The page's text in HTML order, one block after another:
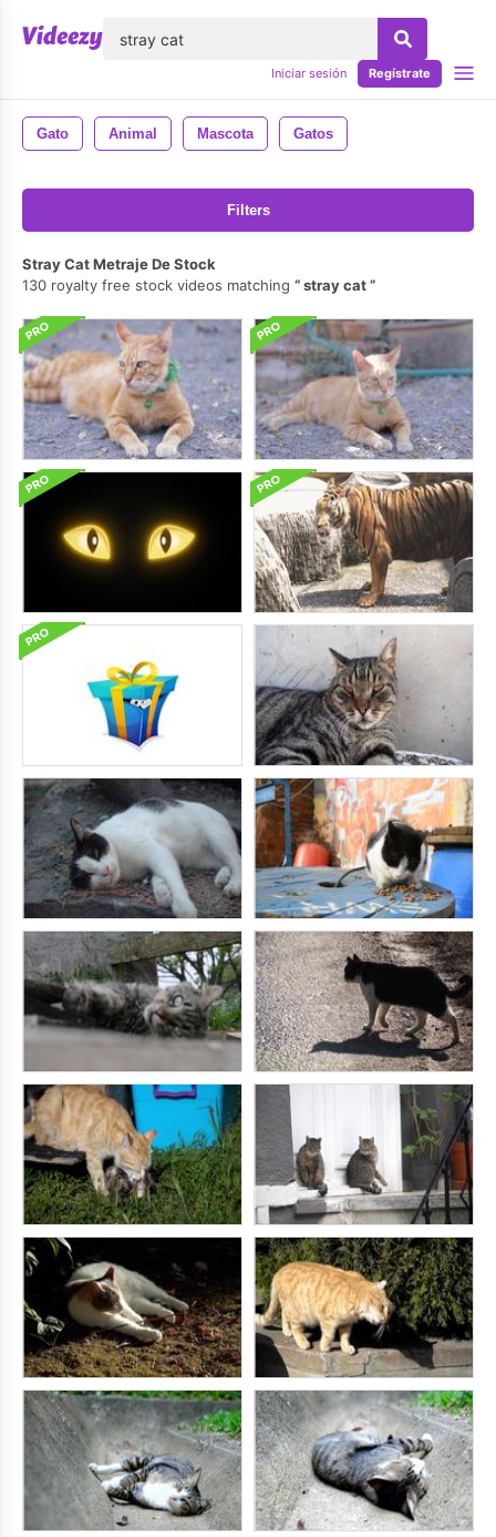
Iniciar sesión Regístrate
Gato Animal Mascota Gatos
Filters
Stray Cat Metraje De Stock
130 royalty free stock videos matching
stray cat